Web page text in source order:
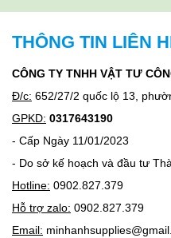
THÔNG TIN LIÊN
CÔNG TY TNHH VẬT TƯ
Đ/c: 652/27/2 quốc lộ 13,
GPKD: 0317643190
- Cấp Ngày 11/01/2023
- Do sở kế hoạch và đầu tư
Hotline: 0902.827.379
Hỗ trợ zalo: 0902.827.379
Email: